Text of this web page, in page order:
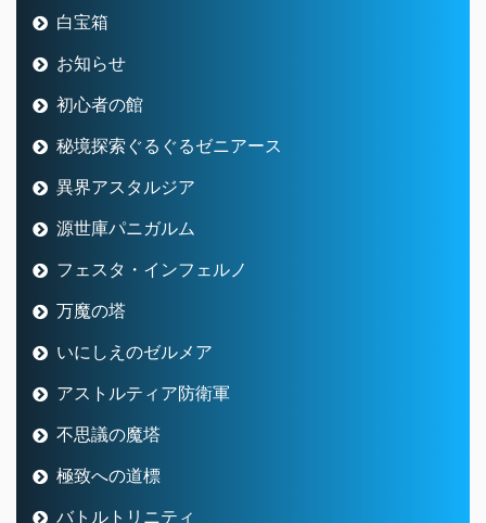
白宝箱
お知らせ
初心者の館
秘境探索ぐるぐるゼニアース
異界アスタルジア
源世庫パニガルム
フェスタ・インフェルノ
万魔の塔
いにしえのゼルメア
アストルティア防衛軍
不思議の魔塔
極致への道標
バトルトリニティ